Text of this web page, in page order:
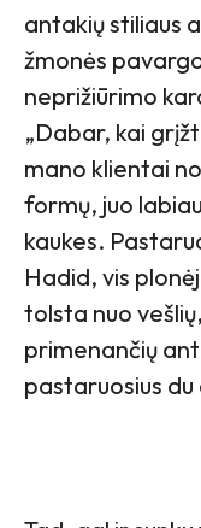
antakių stiliaus
žmonės
neprižiūrimo
„Dabar, kai
mano klientai
formų, juo
kaukes.
Hadid, vis
tolsta nuo
primenančių
pastaruosius du